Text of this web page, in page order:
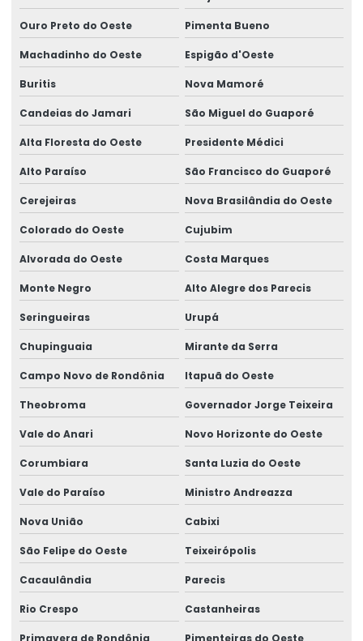
Pórtico Rolante De Carga Pesada
Pórtico Rolante Monoviga
Projetor De Linha Para Garfo De Empilhadeira
Projetos De Infraestrutura
Projetos Elétricos Industriais
Retrofitting De Circuitos Elétricos
Retrofitting De Infraestrutura Elétrica
Retrofitting De Subestações
Semipórtico Rolante
Semipórtico Rolante Monoviga
Semipórtico Rolante Para Movimentação De Cargas
Semipórtico Rolante Personalizado Para Galpão
Semipórticos Rolantes Para Indústria
Semipórticos Rolantes Para Uso Industrial
Serviço De Manutenção De Geradores
Serviços De Elaboração De Projetos
Sirene De Segurança Ma100 Para Indústria
Sistema L Invertido Para Monovias
Talha Elétrica
Ouro Preto do Oeste Pimenta Bueno
Machadinho do Oeste Espigão d'Oeste
Buritis Nova Mamoré
Candeias do Jamari São Miguel do Guaporé
Alta Floresta do Oeste Presidente Médici
Alto Paraíso São Francisco do Guaporé
Cerejeiras Nova Brasilândia do Oeste
Colorado do Oeste Cujubim
Alvorada do Oeste Costa Marques
Monte Negro Alto Alegre dos Parecis
Seringueiras Urupá
Chupinguaia Mirante da Serra
Campo Novo de Rondônia Itapuã do Oeste
Theobroma Governador Jorge Teixeira
Vale do Anari Novo Horizonte do Oeste
Corumbiara Santa Luzia do Oeste
Vale do Paraíso Ministro Andreazza
Nova União Cabixi
São Felipe do Oeste Teixeirópolis
Cacaulândia Parecis
Rio Crespo Castanheiras
Primavera de Rondônia
Pimenteiras do Oeste